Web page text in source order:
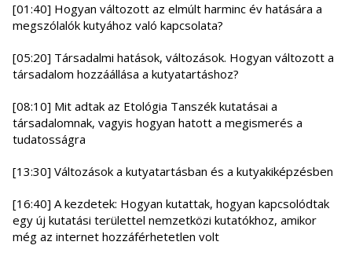
[01:40] Hogyan változott az elmúlt harminc év hatására a
megszólalók kutyához való kapcsolata?
[05:20] Társadalmi hatások, változások. Hogyan változott a
társadalom hozzáállása a kutyatartáshoz?
[08:10] Mit adtak az Etológia Tanszék kutatásai a
társadalomnak, vagyis hogyan hatott a megismerés a
tudatosságra
[13:30] Változások a kutyatartásban és a kutyakiképzésben
[16:40] A kezdetek: Hogyan kutattak, hogyan kapcsolódtak
egy új kutatási területtel nemzetközi kutatókhoz, amikor
még az internet hozzáférhetetlen volt